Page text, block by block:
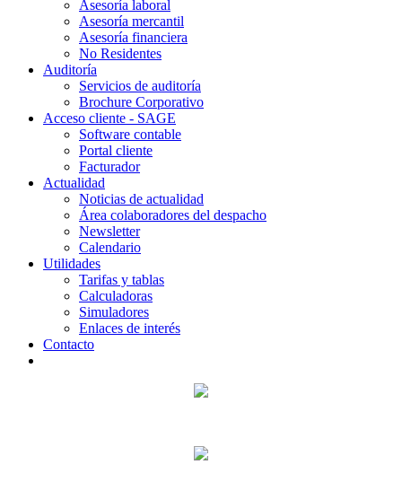
Asesoría laboral
Asesoría mercantil
Asesoría financiera
No Residentes
Auditoría
Servicios de auditoría
Brochure Corporativo
Acceso cliente - SAGE
Software contable
Portal cliente
Facturador
Actualidad
Noticias de actualidad
Área colaboradores del despacho
Newsletter
Calendario
Utilidades
Tarifas y tablas
Calculadoras
Simuladores
Enlaces de interés
Contacto